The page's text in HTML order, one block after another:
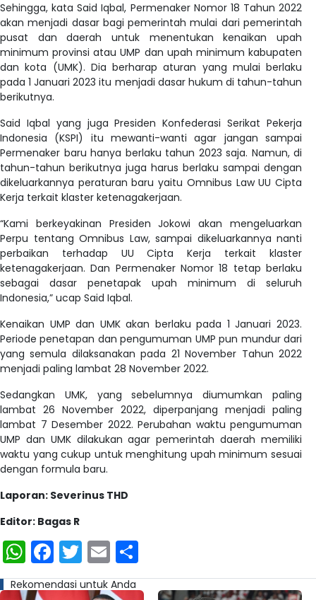
Sehingga, kata Said Iqbal, Permenaker Nomor 18 Tahun 2022
akan menjadi dasar bagi pemerintah mulai dari pemerintah
pusat dan daerah untuk menentukan kenaikan upah
minimum provinsi atau UMP dan upah minimum kabupaten
dan kota (UMK). Dia berharap aturan yang mulai berlaku
pada 1 Januari 2023 itu menjadi dasar hukum di tahun-tahun
berikutnya.
Said Iqbal yang juga Presiden Konfederasi Serikat Pekerja
Indonesia (KSPI) itu mewanti-wanti agar jangan sampai
Permenaker baru hanya berlaku tahun 2023 saja. Namun, di
tahun-tahun berikutnya juga harus berlaku sampai dengan
dikeluarkannya peraturan baru yaitu Omnibus Law UU Cipta
Kerja terkait klaster ketenagakerjaan.
“Kami berkeyakinan Presiden Jokowi akan mengeluarkan
Perpu tentang Omnibus Law, sampai dikeluarkannya nanti
perbaikan terhadap UU Cipta Kerja terkait klaster
ketenagakerjaan. Dan Permenaker Nomor 18 tetap berlaku
sebagai dasar penetapak upah minimum di seluruh
Indonesia,” ucap Said Iqbal.
Kenaikan UMP dan UMK akan berlaku pada 1 Januari 2023.
Periode penetapan dan pengumuman UMP pun mundur dari
yang semula dilaksanakan pada 21 November Tahun 2022
menjadi paling lambat 28 November 2022.
Sedangkan UMK, yang sebelumnya diumumkan paling
lambat 26 November 2022, diperpanjang menjadi paling
lambat 7 Desember 2022. Perubahan waktu pengumuman
UMP dan UMK dilakukan agar pemerintah daerah memiliki
waktu yang cukup untuk menghitung upah minimum sesuai
dengan formula baru.
Laporan: Severinus THD
Editor: Bagas R
WhatsApp
Facebook
Twitter
Email
Rekomendasi untuk Anda